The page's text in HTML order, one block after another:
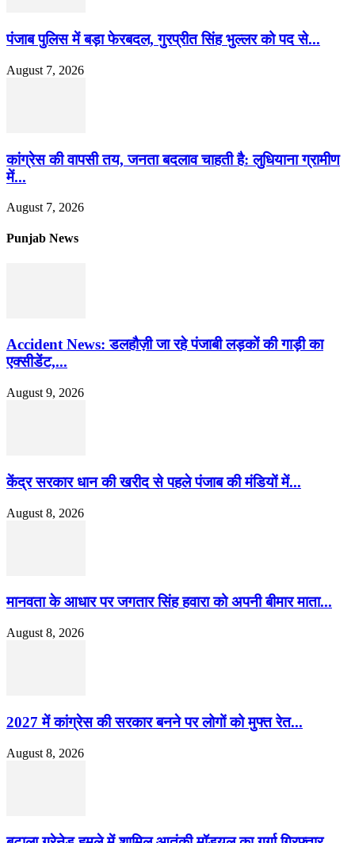
पंजाब पुलिस में बड़ा फेरबदल, गुरप्रीत सिंह भुल्लर को पद से...
August 7, 2026
कांग्रेस की वापसी तय, जनता बदलाव चाहती है: लुधियाना ग्रामीण
में...
August 7, 2026
Punjab News
Accident News: डलहौज़ी जा रहे पंजाबी लड़कों की गाड़ी का
एक्सीडेंट,...
August 9, 2026
केंद्र सरकार धान की खरीद से पहले पंजाब की मंडियों में...
August 8, 2026
मानवता के आधार पर जगतार सिंह हवारा को अपनी बीमार माता...
August 8, 2026
2027 में कांग्रेस की सरकार बनने पर लोगों को मुफ्त रेत...
August 8, 2026